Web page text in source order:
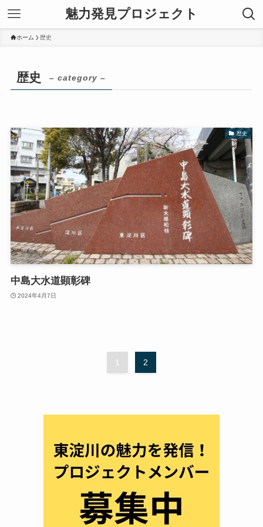
魅力発見プロジェクト
ホーム 歴史
歴史 – category –
歴史
中島大水道顕彰碑
2024年4月7日
1 2